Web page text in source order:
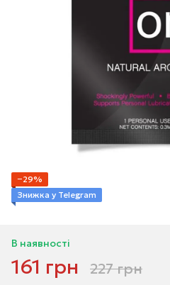
−29%
Знижка у Telegram
В наявності
161 грн 227 грн